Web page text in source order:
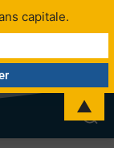
capitale.
▲